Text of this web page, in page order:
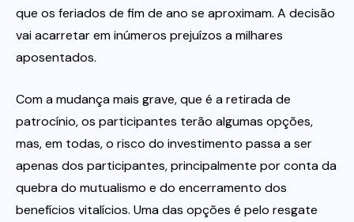
que os feriados de fim de ano se aproximam. A decisão
vai acarretar em inúmeros prejuízos a milhares
aposentados.
Com a mudança mais grave, que é a retirada de
patrocínio, os participantes terão algumas opções,
mas, em todas, o risco do investimento passa a ser
apenas dos participantes, principalmente por conta da
quebra do mutualismo e do encerramento dos
benefícios vitalícios. Uma das opções é pelo resgate